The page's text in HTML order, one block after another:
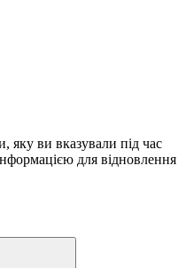
яку ви вказували під час
для відновлення